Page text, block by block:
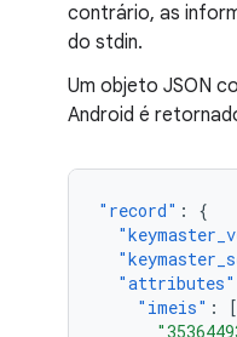
contrário, as
do stdin.
Um objeto JSON
Android é
"record" :
{
"attributes"
"imeis" :
[